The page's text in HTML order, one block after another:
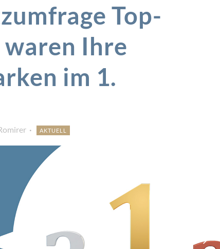
Top-
Ihre
im 1.
AKTUELL